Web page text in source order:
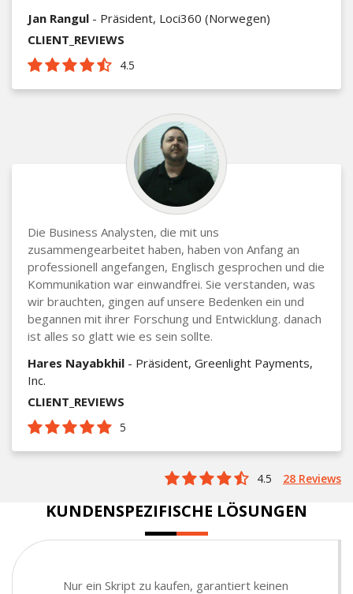
Jan Rangul - Präsident, Loci360 (Norwegen)
CLIENT_REVIEWS
4.5
Die Business Analysten, die mit uns
zusammengearbeitet haben, haben von Anfang an
professionell angefangen, Englisch gesprochen und die
Kommunikation war einwandfrei. Sie verstanden, was
wir brauchten, gingen auf unsere Bedenken ein und
begannen mit ihrer Forschung und Entwicklung. danach
ist alles so glatt wie es sein sollte.
Hares Nayabkhil - Präsident, Greenlight Payments,
Inc.
CLIENT_REVIEWS
5
4.5 28 Reviews
KUNDENSPEZIFISCHE LÖSUNGEN
Nur ein Skript zu kaufen, garantiert keinen